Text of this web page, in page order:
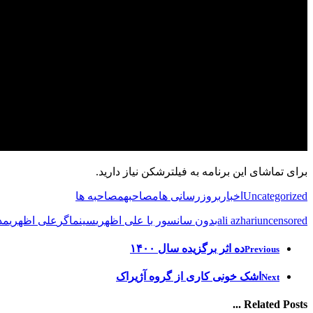
برای تماشای این برنامه به فیلترشکن نیاز دارید.
Uncategorized اخبار بروزرسانی هامصاحبهمصاحبه ها
ali azhariuncensored بدون سانسور با علی اظهریسینماگر علی اظهری
Previousده اثر برگزیده سال ۱۴۰۰
Next اشک خونی کاری از گروه آژیراک
Related Posts ...